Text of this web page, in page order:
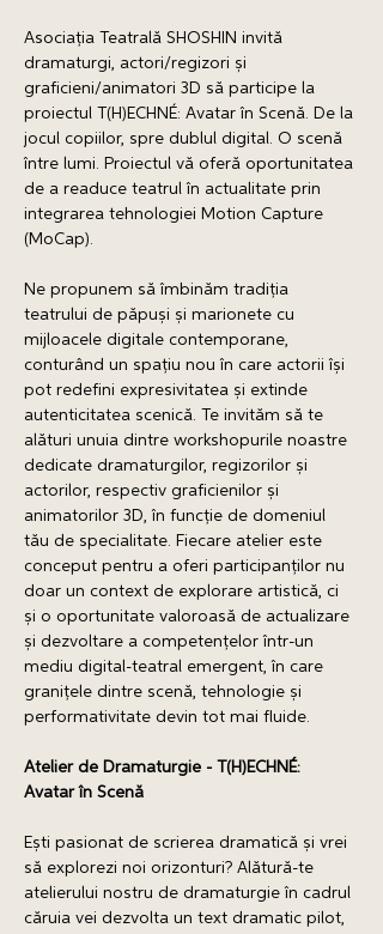
Asociația Teatrală SHOSHIN invită
dramaturgi, actori/regizori și
graficieni/animatori 3D să participe la
proiectul T(H)ECHNÉ: Avatar în Scenă. De la
jocul copiilor, spre dublul digital. O scenă
între lumi. Proiectul vă oferă oportunitatea
de a readuce teatrul în actualitate prin
integrarea tehnologiei Motion Capture
(MoCap).
Ne propunem să îmbinăm tradiția
teatrului de păpuși și marionete cu
mijloacele digitale contemporane,
conturând un spațiu nou în care actorii își
pot redefini expresivitatea și extinde
autenticitatea scenică. Te invităm să te
alături unuia dintre workshopurile noastre
dedicate dramaturgilor, regizorilor și
actorilor, respectiv graficienilor și
animatorilor 3D, în funcție de domeniul
tău de specialitate. Fiecare atelier este
conceput pentru a oferi participanților nu
doar un context de explorare artistică, ci
și o oportunitate valoroasă de actualizare
și dezvoltare a competențelor într-un
mediu digital-teatral emergent, în care
granițele dintre scenă, tehnologie și
performativitate devin tot mai fluide.
Atelier de Dramaturgie - T(H)ECHNÉ:
Avatar în Scenă
Ești pasionat de scrierea dramatică și vrei
să explorezi noi orizonturi? Alătură-te
atelierului nostru de dramaturgie în cadrul
căruia vei dezvolta un text dramatic pilot,